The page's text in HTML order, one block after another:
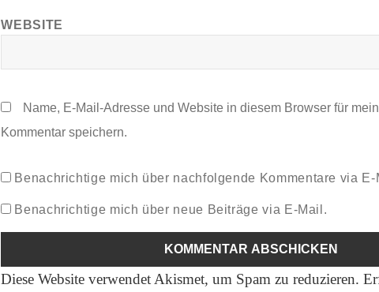
WEBSITE
Name, E-Mail-Adresse und Website in diesem Browser für
Kommentar speichern.
Benachrichtige mich über nachfolgende Kommentare via E-
Benachrichtige mich über neue Beiträge via E-Mail.
Diese Website verwendet Akismet, um Spam zu reduzieren.